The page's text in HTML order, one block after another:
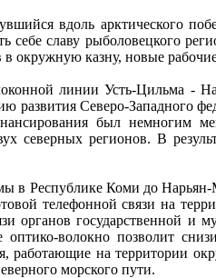
вдоль арктического
славу рыболовецкого
окружную казну, новые
линии Усть-Цильма -
развития Северо-Западного
был немногим
северных регионов. В
в Республике Коми до Нарьян-
телефонной связи на
органов государственной и
оптико-волокно позволит
на территории
морского пути.